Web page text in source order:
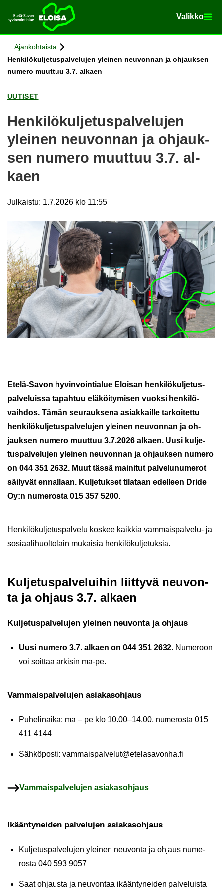
Etusi­vu Va­lik­ko
Va­lik­ko
Siir­ry si­säl­töön
Ajan­koh­tais­ta
Hen­ki­lö­kul­je­tus­pal­ve­lu­jen ylei­nen neu­von­nan ja oh­jauk­sen
nu­me­ro muut­tuu 3.7. al­kaen
UU­TI­SET
Hen­ki­lö­kul­je­tus­pal­ve­lu­jen
ylei­nen neu­von­nan ja oh­jauk­
sen nu­me­ro muut­tuu 3.7. al­
kaen
Julkaistu: 1.7.2026 klo 11:55
Etelä-​Savon hy­vin­voin­tia­lue Eloi­san hen­ki­lö­kul­je­tus­
pal­ve­luis­sa ta­pah­tuu elä­köi­ty­mi­sen vuok­si hen­ki­lö­
vaih­dos. Tämän seu­rauk­se­na asiak­kail­le tar­koi­tet­tu
hen­ki­lö­kul­je­tus­pal­ve­lu­jen ylei­nen neu­von­nan ja oh­
jauk­sen nu­me­ro muut­tuu 3.7.2026 al­kaen. Uusi kul­je­
tus­pal­ve­lu­jen ylei­nen neu­von­nan ja oh­jauk­sen nu­me­ro
on 044 351 2632. Muut tässä mai­ni­tut pal­ve­lu­nu­me­rot
säi­ly­vät en­nal­laan. Kul­je­tuk­set ti­la­taan edel­leen Dride
Oy:n nu­me­ros­ta 015 357 5200.
Hen­ki­lö­kul­je­tus­pal­ve­lu kos­kee kaik­kia vammaispalvelu-​ ja
so­si­aa­li­huol­to­lain mu­kai­sia hen­ki­lö­kul­je­tuk­sia.
Kul­je­tus­pal­ve­lui­hin liit­ty­vä neu­von­
ta ja oh­jaus 3.7. al­kaen
Kul­je­tus­pal­ve­lu­jen ylei­nen neu­von­ta ja oh­jaus
Uusi nu­me­ro 3.7. al­kaen on 044 351 2632.Nu­me­roon
voi soit­taa ar­ki­sin ma-pe.
Vam­mais­pal­ve­lu­jen asia­kas­oh­jaus
Pu­he­lin­ai­ka: ma – pe klo 10.00–14.00, nu­me­ros­ta 015
411 4144
Säh­kö­pos­ti: vam­mais­pal­ve­lut@ete­la­sa­von­ha.fi
Vam­mais­pal­ve­lu­jen asia­kas­oh­jaus
Ikään­ty­nei­den pal­ve­lu­jen asia­kas­oh­jaus
Kul­je­tus­pal­ve­lu­jen ylei­nen neu­von­ta ja oh­jaus nu­me­
ros­ta 040 593 9057
Saat oh­jaus­ta ja neu­von­taa ikään­ty­nei­den pal­ve­luis­ta